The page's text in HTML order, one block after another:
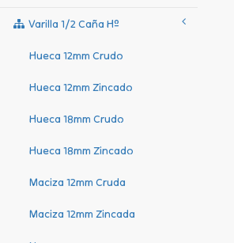
Varilla 1/2 Caña Hº
Hueca 12mm Crudo
Hueca 12mm Zincado
Hueca 18mm Crudo
Hueca 18mm Zincado
Maciza 12mm Cruda
Maciza 12mm Zincada